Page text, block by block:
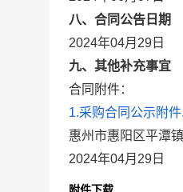
八、合同公告日期
2024年04月29日
九、其他补充事宜
合同附件：
1.采购合同公示附
惠州市惠阳区平潭
2024年04月29日